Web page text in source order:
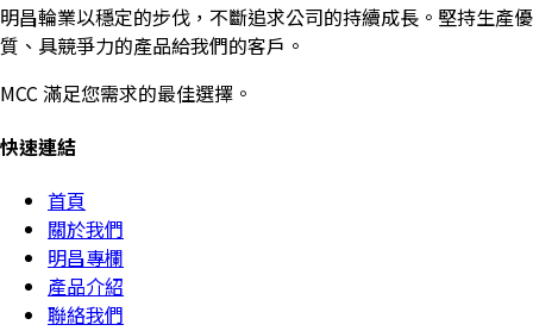
明昌輪業以穩定的步伐，不斷追求公司的持續成長。堅持生產優
質、具競爭力的產品給我們的客戶。
MCC 滿足您需求的最佳選擇。
快速連結
首頁
關於我們
明昌專欄
產品介紹
聯絡我們